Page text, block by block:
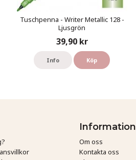
Tuschpenna - Writer Metallic 128 -
Ljusgrön
39,90 kr
Info Köp
Information
Om oss
Kontakta oss